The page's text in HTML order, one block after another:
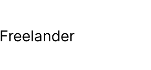
Freelander